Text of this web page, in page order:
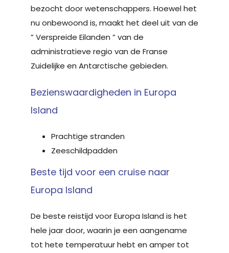
bezocht door wetenschappers. Hoewel het
nu onbewoond is, maakt het deel uit van de
” Verspreide Eilanden ” van de
administratieve regio van de Franse
Zuidelijke en Antarctische gebieden.
Bezienswaardigheden in Europa
Island
Prachtige stranden
Zeeschildpadden
Beste tijd voor een cruise naar
Europa Island
De beste reistijd voor Europa Island is het
hele jaar door, waarin je een aangename
tot hete temperatuur hebt en amper tot